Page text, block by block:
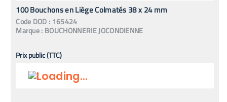
100 Bouchons en Liège Colmatés 38 x 24 mm
Code DOD : 165424
Marque : BOUCHONNERIE JOCONDIENNE
Prix public (TTC)